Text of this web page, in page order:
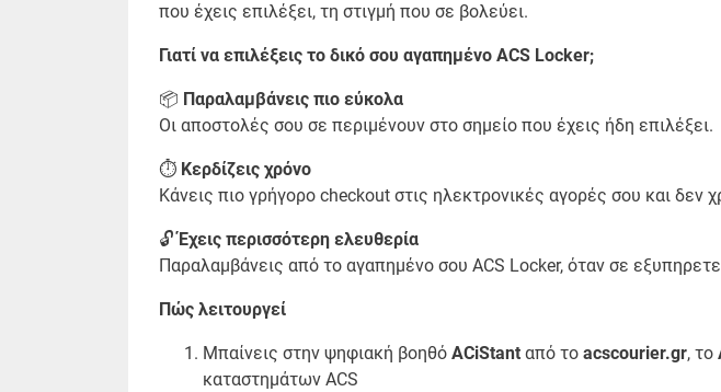
που έχεις επιλέξει, τη στιγμή που σε βολεύει.
Γιατί να επιλέξεις το δικό σου αγαπημένο ACS Locker;
📦 Παραλαμβάνεις πιο εύκολα
Οι αποστολές σου σε περιμένουν στο σημείο που έχεις ήδη επιλέξει.
⏱️ Κερδίζεις χρόνο
Κάνεις πιο γρήγορο checkout στις ηλεκτρονικές αγορές σου και δεν
🔓Έχεις περισσότερη ελευθερία
Παραλαμβάνεις από το αγαπημένο σου ACS Locker, όταν σε
Πώς λειτουργεί
Μπαίνεις στην ψηφιακή βοηθό ACiStant από το acscourier.gr, το
καταστημάτων ACS